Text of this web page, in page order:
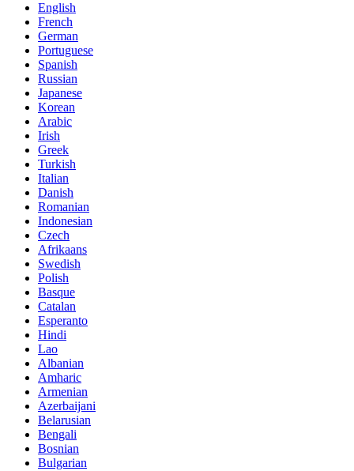
English
French
German
Portuguese
Spanish
Russian
Japanese
Korean
Arabic
Irish
Greek
Turkish
Italian
Danish
Romanian
Indonesian
Czech
Afrikaans
Swedish
Polish
Basque
Catalan
Esperanto
Hindi
Lao
Albanian
Amharic
Armenian
Azerbaijani
Belarusian
Bengali
Bosnian
Bulgarian